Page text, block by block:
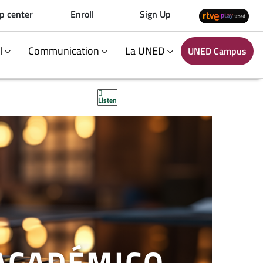
center Enroll Sign Up
Communication La UNED UNED Campus
Listen